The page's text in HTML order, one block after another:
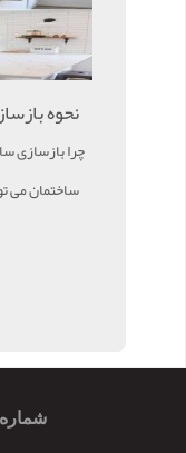
نحوه
چرا بازسازی
ساختمان می